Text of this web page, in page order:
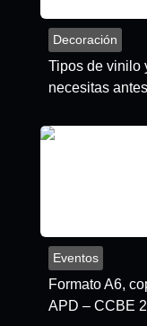
Decoración
Tipos de vinilo
necesitas
Eventos
Formato A6,
APD – CCBE